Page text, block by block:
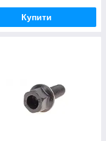
Купити